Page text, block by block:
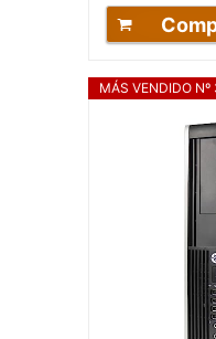
MÁS VENDIDO Nº